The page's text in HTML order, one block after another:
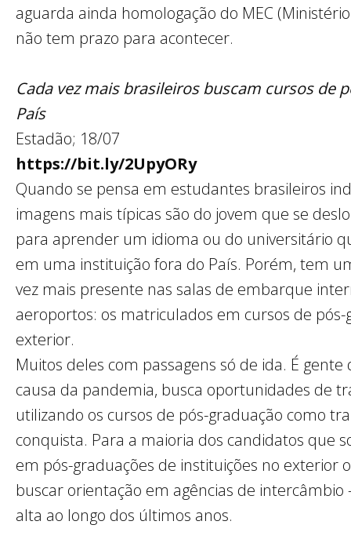
aguarda ainda homologação do MEC
não tem prazo para acontecer.
Cada vez mais brasileiros buscam cursos de
País
Estadão; 18/07
https://bit.ly/2UpyORy
Quando se pensa em estudantes brasileiros
imagens mais típicas são do jovem que se
para aprender um idioma ou do universitário
em uma instituição fora do País. Porém, tem
vez mais presente nas salas de embarque
aeroportos: os matriculados em cursos de
exterior.
Muitos deles com passagens só de ida. É
causa da pandemia, busca oportunidades de
utilizando os cursos de pós-graduação como
conquista. Para a maioria dos candidatos que
em pós-graduações de instituições no exterior
buscar orientação em agências de
alta ao longo dos últimos anos.